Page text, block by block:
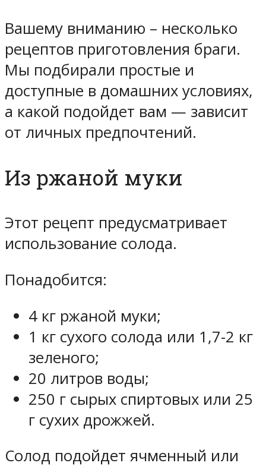
Вашему вниманию – несколько
рецептов приготовления браги.
Мы подбирали простые и
доступные в домашних условиях,
а какой подойдет вам — зависит
от личных предпочтений.
Из ржаной муки
Этот рецепт предусматривает
использование солода.
Понадобится:
4 кг ржаной муки;
1 кг сухого солода или 1,7-2 кг
зеленого;
20 литров воды;
250 г сырых спиртовых или 25
г сухих дрожжей.
Солод подойдет ячменный или